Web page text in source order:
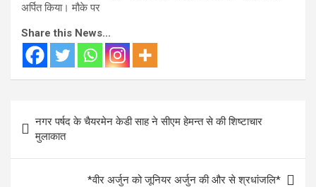
अर्पित किया। मौके पर
Share this News...
navigation
नगर पर्षद के चैयरमेन केडी साह ने सीएम हेमन्त से की शिष्टाचार
मुलाकात
*वीर अर्जुन को जूनियर अर्जुन की और से श्रधांजलि*